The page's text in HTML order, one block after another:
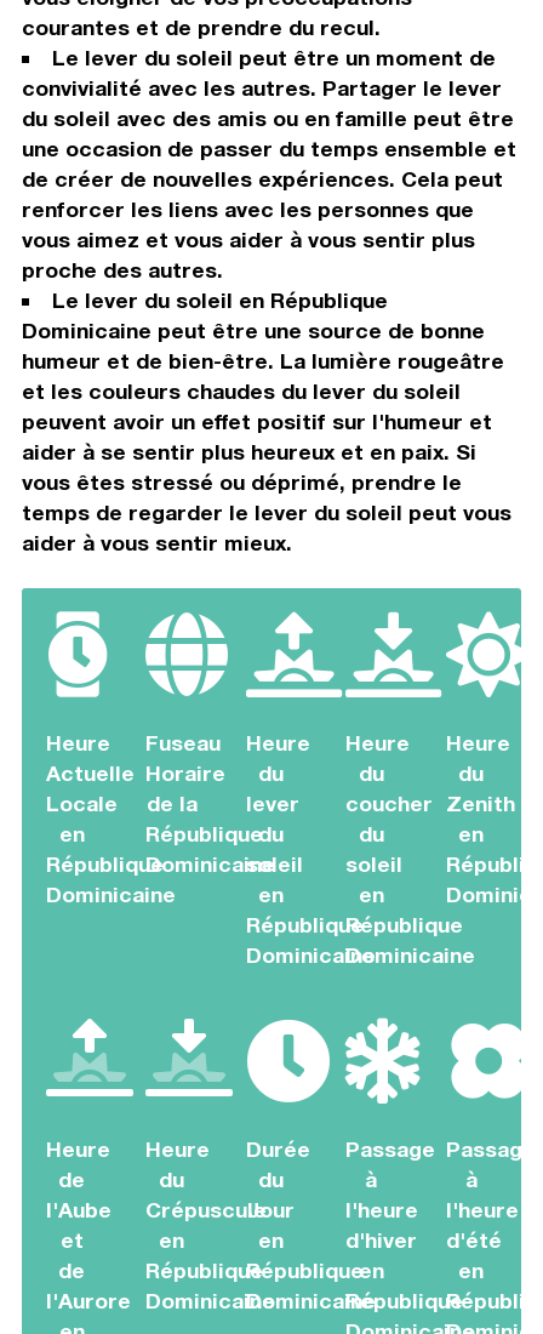
courantes et de prendre du recul.
Le lever du soleil peut être un moment de
convivialité avec les autres. Partager le lever
du soleil avec des amis ou en famille peut être
une occasion de passer du temps ensemble et
de créer de nouvelles expériences. Cela peut
renforcer les liens avec les personnes que
vous aimez et vous aider à vous sentir plus
proche des autres.
Le lever du soleil en République
Dominicaine peut être une source de bonne
humeur et de bien-être. La lumière rougeâtre
et les couleurs chaudes du lever du soleil
peuvent avoir un effet positif sur l'humeur et
aider à se sentir plus heureux et en paix. Si
vous êtes stressé ou déprimé, prendre le
temps de regarder le lever du soleil peut vous
aider à vous sentir mieux.
Heure
Actuelle
Locale
en
République
Dominicaine
Fuseau
Horaire
de la
République
Dominicaine
Heure
du
lever
du
soleil
en
République
Dominicaine
Heure
du
coucher
du
soleil
en
République
Dominicaine
Heure
du
Zenith
en
Heure
de
l'Aube
et
de
l'Aurore
Heure
du
Crépuscule
en
République
Dominicaine
Durée
du
Jour
en
République
Dominicaine
Passage
à
l'heure
d'hiver
en
République
Passage
à
l'heure
d'été
en